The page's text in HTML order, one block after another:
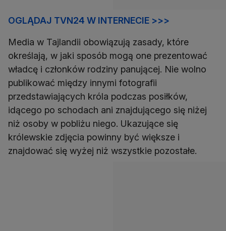
OGLĄDAJ TVN24 W INTERNECIE >>>
Media w Tajlandii obowiązują zasady, które
określają, w jaki sposób mogą one prezentować
władcę i członków rodziny panującej. Nie wolno
publikować między innymi fotografii
przedstawiających króla podczas posiłków,
idącego po schodach ani znajdującego się niżej
niż osoby w pobliżu niego. Ukazujące się
królewskie zdjęcia powinny być większe i
znajdować się wyżej niż wszystkie pozostałe.